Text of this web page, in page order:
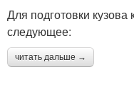
Для подготовки кузова
следующее:
читать дальше →